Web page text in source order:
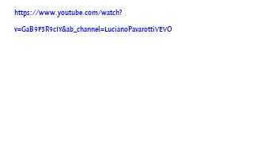
https://www.youtube.com/watch?
v=GaB9F3R9cIY&ab_channel=LucianoPavarottiVEVO